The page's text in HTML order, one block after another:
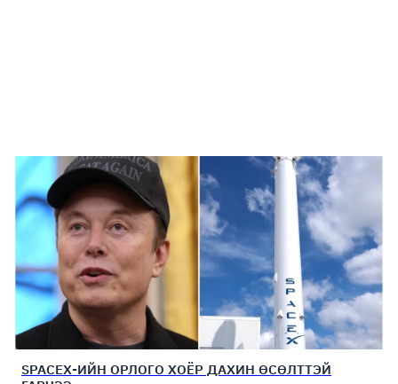
SPACEX-ИЙН ОРЛОГО ХОЁР ДАХИН ӨСӨЛТТЭЙ